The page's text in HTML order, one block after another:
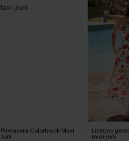
Primavera Colorblock Maxi
Jurk
Lichtjes
midi-jurk